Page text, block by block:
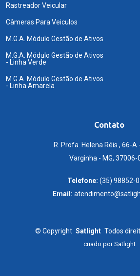
Rastreador Veicular
Câmeras Para Veiculos
M.G.A. Módulo Gestão de Ativos
M.G.A. Módulo Gestão de Ativos
- Linha Verde
M.G.A. Módulo Gestão de Ativos
- Linha Amarela
Contato
R. Profa. Helena Réis , 66-A
Varginha - MG, 37006-
Telefone: (35) 98852-
Email:
© Copyright Satlight Todos
criado porSatlight